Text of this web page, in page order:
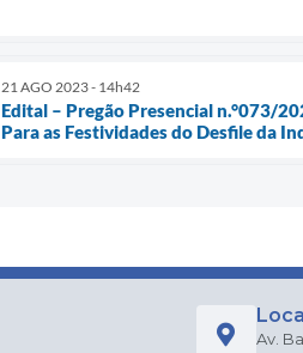
21 AGO 2023 - 14h42
Edital – Pregão Presencial n.°073/
Para as Festividades do Desfile da
Av.